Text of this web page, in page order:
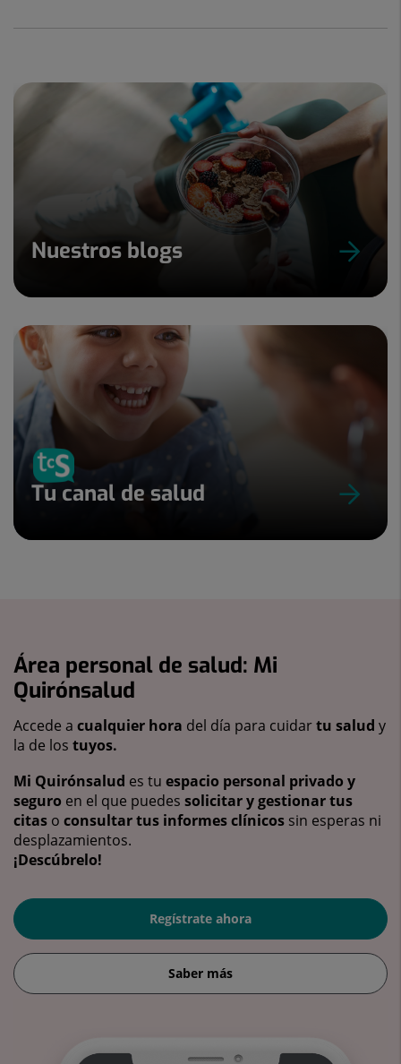
Nuestros blogs
Tu canal de salud
Área personal de salud: Mi
Quirónsalud
Accede a cualquier hora del día para cuidartu salud y
la de los tuyos.
Mi Quirónsalud es tu espacio personal privado y
seguro en el que puedes solicitar y gestionar tus
citas o consultar tus informes clínicos sin esperas ni
desplazamientos.
¡Descúbrelo!
Regístrate ahora
Saber más